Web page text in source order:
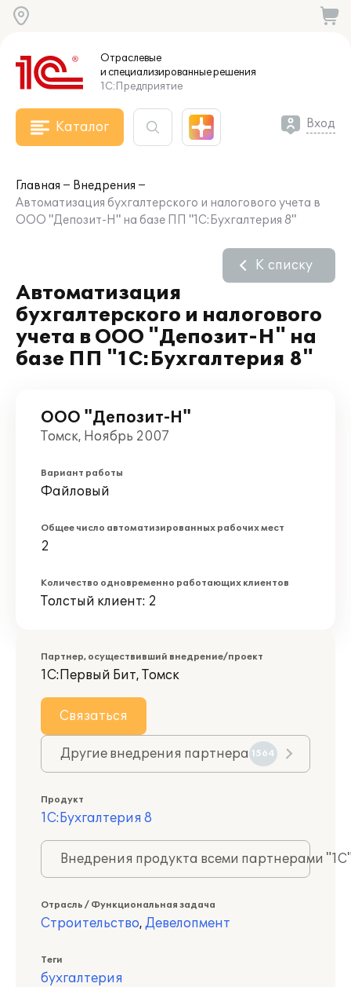
Отраслевые
и специализированныерешения
1С:Предприятие
Каталог Вход
Главная
Внедрения
Автоматизация бухгалтерского и налогового учета в
ООО "Депозит-Н" на базе ПП "1С:Бухгалтерия 8"
Автоматизация
бухгалтерского и налогового
учета в ООО "Депозит-Н" на
базе ПП "1С:Бухгалтерия 8"
К списку
ООО "Депозит-Н"
Томск, Ноябрь 2007
Вариант работы
Файловый
Общее число автоматизированных рабочих мест
2
Количество одновременно работающих клиентов
Толстый клиент: 2
Партнер, осуществивший внедрение/проект
1С:Первый Бит, Томск
Связаться
Другие внедрения партнера 1564
Продукт
1С:Бухгалтерия 8
Внедрения продукта всеми партнерами
Отрасль / Функциональная задача
Строительство, Девелопмент
Теги
бухгалтерия